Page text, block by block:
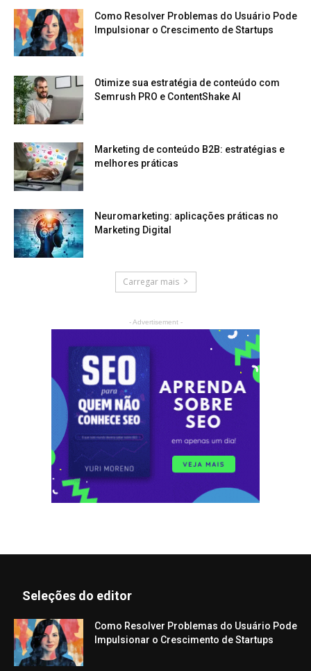
Como Resolver Problemas do Usuário Pode
Impulsionar o Crescimento de Startups
Otimize sua estratégia de conteúdo com
Semrush PRO e ContentShake AI
Marketing de conteúdo B2B: estratégias e
melhores práticas
Neuromarketing: aplicações práticas no
Marketing Digital
Carregar mais
- Advertisement -
Seleções do editor
Como Resolver Problemas do Usuário Pode
Impulsionar o Crescimento de Startups